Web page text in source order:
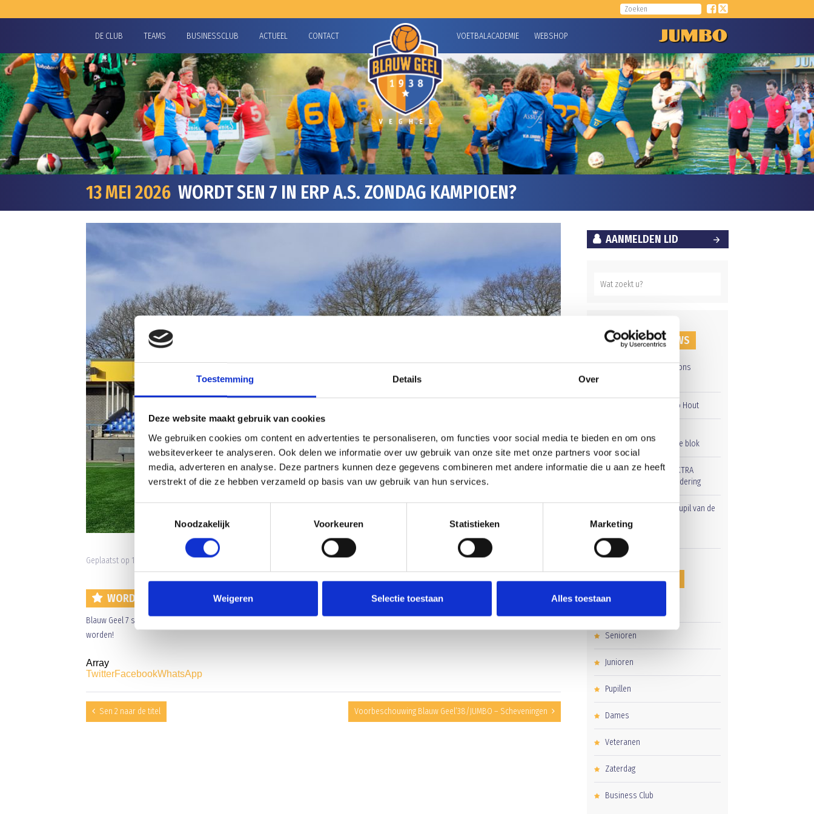
Toestemming Details Over
Deze website maakt gebruik van cookies
We gebruiken cookies om content en advertenties te personaliseren, om functies voor social media te bieden en om ons
websiteverkeer te analyseren. Ook delen we informatie over uw gebruik van onze site met onze partners voor social
media, adverteren en analyse. Deze partners kunnen deze gegevens combineren met andere informatie die u aan ze heeft
verstrekt of die ze hebben verzameld op basis van uw gebruik van hun services.
Toestemmingsselectie
Noodzakelijk
Voorkeuren Statistieken Marketing
Weigeren Selectie toestaan Alles toestaan
DE CLUB TEAMS BUSINESSCLUB ACTUEEL CONTACT VOETBALACADEMIE WEBSHOP
13 MEI 2026 WORDT SEN 7 IN ERP A.S. ZONDAG KAMPIOEN?
Geplaatst op 13 mei 2026 • 15:46 •Nieuws
WORDT SEN 7 IN ERP A.S. ZONDAG KAMPIOEN?
Blauw Geel 7 staat aan de leiding met een beter doelsaldo dan HVCH. Moeten wel zondag om 13:00 uur winnen in Erp om ook kampioen te
worden!
Array
TwitterFacebookWhatsApp
Sen 2 naar de titel Voorbeschouwing Blauw Geel’38/JUMBO – Scheveningen
AANMELDEN LID
RECENT NIEUWS
Groot onderhoud op ons
Overwinning op Mierlo Hout
oefenwedstrijd tweede blok
Uitnodiging voor de EXTRA
Algemene Ledenvergadering
Word jij de volgende Pupil van de
Week bij BlauwGeel?
CATEGORIEËN
Senioren
Junioren
Pupillen
Dames
Veteranen
Zaterdag
Business Club